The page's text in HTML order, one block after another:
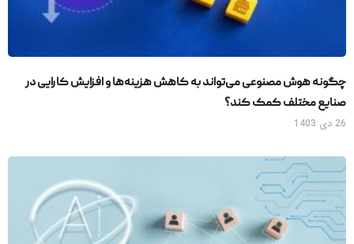
چگونه هوش مصنوعی می‌تواند به کاهش هزینه‌ها و افزایش کارایی در
صنایع مختلف کمک کند؟
26 دی 1403